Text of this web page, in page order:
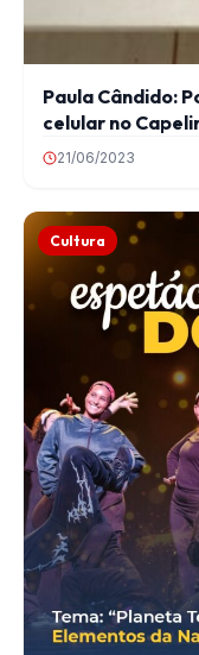
Paula Cândido:
celular no
21/06/2023
Cultura